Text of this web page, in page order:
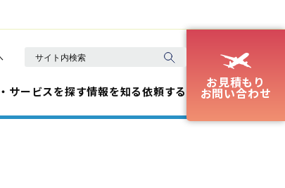
サービスを探す情報を知る依頼する
お見積もり
お問い合わせ